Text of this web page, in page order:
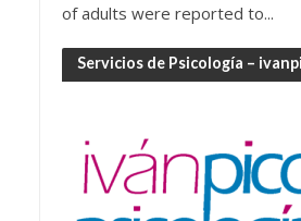
of adults were reported to...
Servicios de Psicología –